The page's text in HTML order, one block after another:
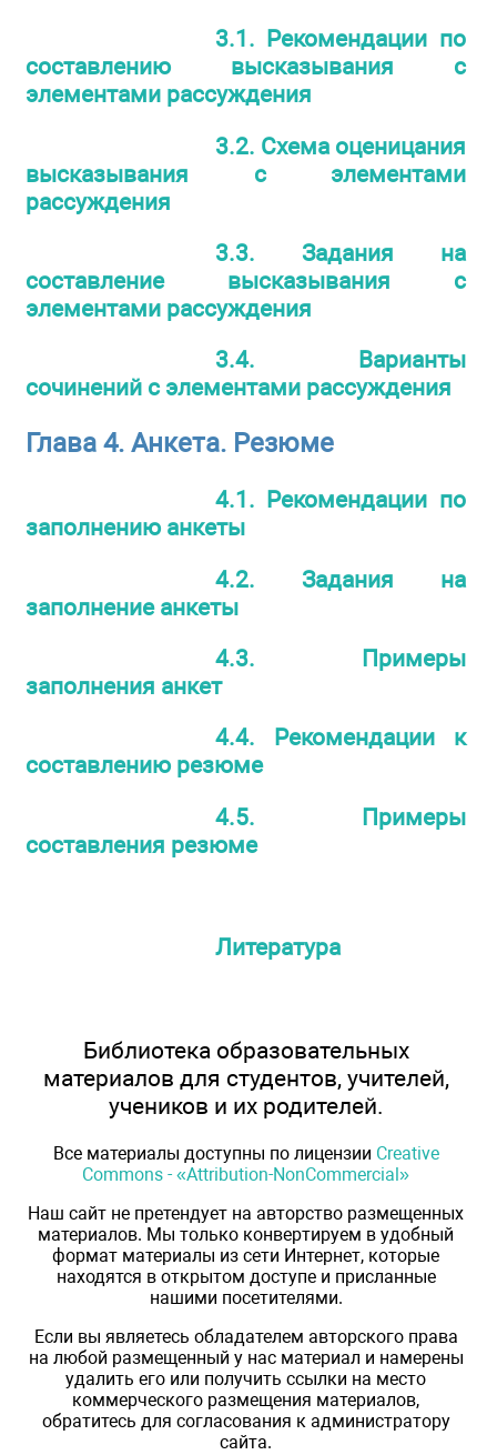
3.1. Рекомендации по
составлению высказывания с
элементами рассуждения
3.2. Схема оценицания
высказывания с элементами
рассуждения
3.3. Задания на
составление высказывания с
элементами рассуждения
3.4. Варианты
сочинений с элементами рассуждения
Глава 4. Анкета. Резюме
4.1. Рекомендации по
заполнению анкеты
4.2. Задания на
заполнение анкеты
4.3. Примеры
заполнения анкет
4.4. Рекомендации к
составлению резюме
4.5. Примеры
составления резюме
Литература
Библиотека образовательных
материалов для студентов, учителей,
учеников и их родителей.
Все материалы доступны по лицензии Creative
Commons - «Attribution-NonCommercial»
Наш сайт не претендует на авторство размещенных
материалов. Мы только конвертируем в удобный
формат материалы из сети Интернет, которые
находятся в открытом доступе и присланные
нашими посетителями.
Если вы являетесь обладателем авторского права
на любой размещенный у нас материал и намерены
удалить его или получить ссылки на место
коммерческого размещения материалов,
обратитесь для согласования к администратору
сайта.